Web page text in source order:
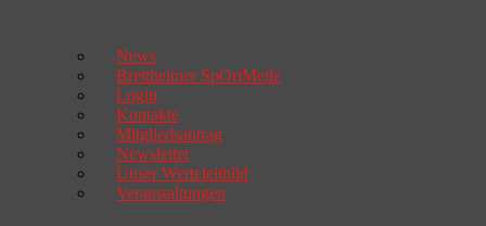
News
Brettheimer SpOrtMeile
Login
Kontakte
Mitgliedsantrag
Newsletter
Unser Werteleitbild
Veranstaltungen